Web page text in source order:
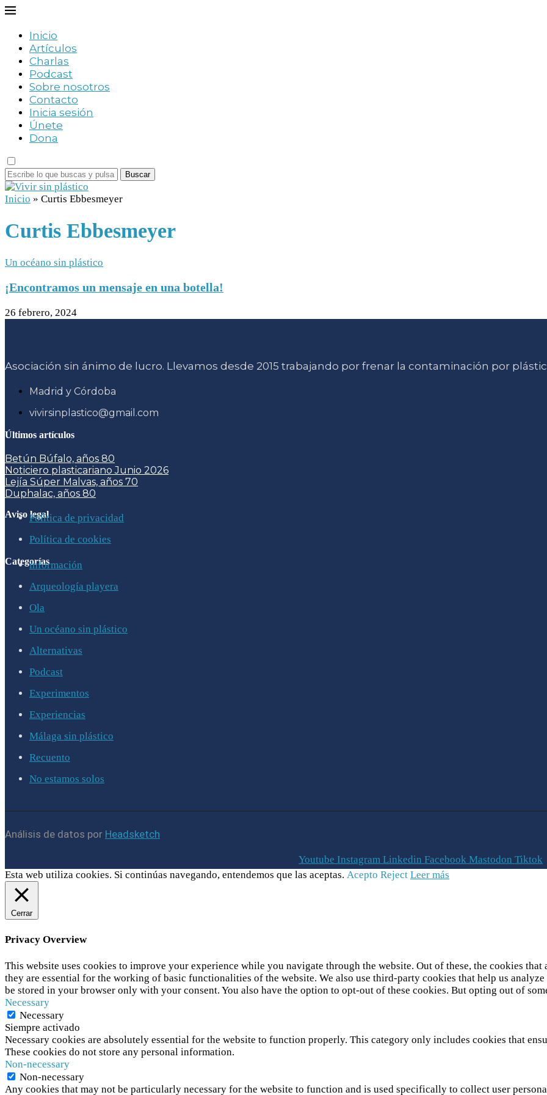
Inicio
Artículos
Charlas
Podcast
Sobre nosotros
Contacto
Inicia sesión
Únete
Dona
Buscar
Inicio » Curtis Ebbesmeyer
Curtis Ebbesmeyer
Un océano sin plástico
¡Encontramos un mensaje en una botella!
26 febrero, 2024
Asociación sin ánimo de lucro. Llevamos desde 2015 trabajando por frenar la contaminación por
Madrid y Córdoba
vivirsinplastico@gmail.com
Últimos artículos
Betún Búfalo, años 80
Noticiero plasticariano Junio 2026
Lejía Súper Malvas, años 70
Duphalac, años 80
Aviso legalPolítica de privacidad
Política de cookies
Categoríasinformación
Arqueología playera
Ola
Un océano sin plástico
Alternativas
Podcast
Experimentos
Experiencias
Málaga sin plástico
Recuento
No estamos solos
Análisis de datos por Headsketch
Youtube Instagram Linkedin Facebook Mastodon Tiktok
Esta web utiliza cookies. Si continúas navegando, entendemos que las aceptas. Acepto Reject Leer más
Cerrar
Privacy Overview
This website uses cookies to improve your experience while you navigate through the website. Out of these, the cookies that
they are essential for the working of basic functionalities of the website. We also use third-party cookies that help us
be stored in your browser only with your consent. You also have the option to opt-out of these cookies. But opting out of
Necessary
Necessary
Siempre activado
Necessary cookies are absolutely essential for the website to function properly. This category only includes cookies that
These cookies do not store any personal information.
Non-necessary
Non-necessary
Any cookies that may not be particularly necessary for the website to function and is used specifically to collect user